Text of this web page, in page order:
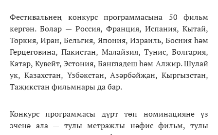
Фестивальнең конкурс программасына 50 фильм
кергән. Болар — Россия, Франция, Испания, Кытай,
Төркия, Иран, Бельгия, Япония, Израиль, Босния һәм
Герцеговина, Пакистан, Малайзия, Тунис, Болгария,
Катар, Кувейт, Эстония, Бангладеш һәм Алжир. Шулай
ук, Казахстан, Үзбәкстан, Азәрбәйҗан, Кыргызстан,
Таҗикстан фильмнары да бар.
Конкурс программасы дүрт төп номинацияне үз
эченә ала — тулы метражлы нәфис фильм, тулы